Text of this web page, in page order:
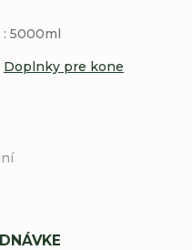
Doplnky pre kone